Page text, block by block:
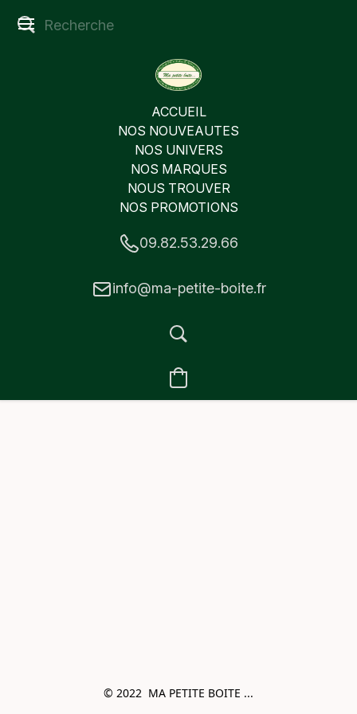
ACCUEIL
NOS NOUVEAUTES
NOS UNIVERS
NOS MARQUES
NOUS TROUVER
NOS PROMOTIONS
09.82.53.29.66
info@ma-petite-boite.fr
© 2022  MA PETITE BOITE ...